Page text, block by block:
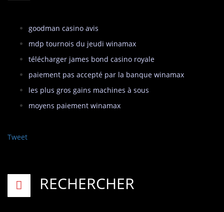
goodman casino avis
mdp tournois du jeudi winamax
télécharger james bond casino royale
paiement pas accepté par la banque winamax
les plus gros gains machines à sous
moyens paiement winamax
Tweet
RECHERCHER